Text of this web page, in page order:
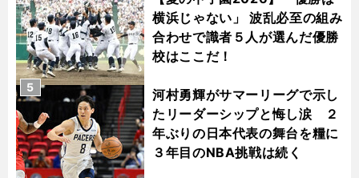
横浜じゃない」 波乱必至の組み
合わせで識者５人が選んだ優勝
校はここだ！
河村勇輝がサマーリーグで示し
たリーダーシップと悔し涙 ２
年ぶりの日本代表の舞台を糧に
３年目のNBA挑戦は続く
5